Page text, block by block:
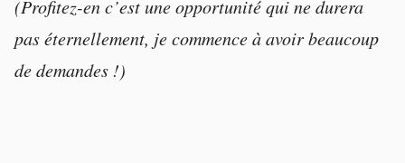
(Profitez-en c’est une opportunité qui ne durera
pas éternellement, je commence à avoir beaucoup
de demandes !)